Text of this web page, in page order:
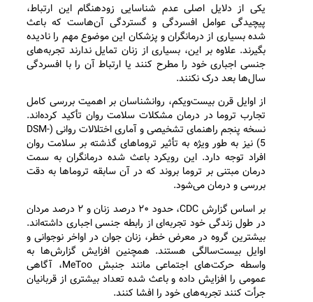
یکی از دلایل اصلی عدم شناسایی زودهنگام این ارتباط،
پیچیدگی عوامل افسردگی و گستردگی آن‌هاست که باعث
شده بسیاری از درمانگران و پزشکان این موضوع مهم را نادیده
بگیرند. علاوه بر این، بسیاری از زنان تمایل ندارند تجربه‌های
جنسی اجباری خود را مطرح کنند یا ارتباط آن را با افسردگی
سال‌ها بعد درک نکنند.
از اوایل قرن بیست‌ویکم، روانشناسان بر اهمیت بررسی کامل
تجارب تروما در درمان مشکلات سلامت روان تأکید کرده‌اند.
نسخه پنجم راهنمای تشخیصی و آماری اختلالات روانی (DSM-
5) نیز به طور ویژه به تأثیر تروماهای گذشته بر سلامت روان
افراد توجه دارد. این رویکرد باعث شده درمانگران به سمت
درمان مبتنی بر تروما بروند که در آن سابقه تروماها به دقت
بررسی و درمان می‌شود.
بر اساس گزارش CDC، حدود ۲۰ درصد زنان و ۲ درصد مردان
در طول زندگی خود تجربه‌ای از رابطه جنسی اجباری داشته‌اند.
بیشترین گروه در معرض خطر، زنان جوان در اواخر نوجوانی و
اوایل بیست‌سالگی هستند. همچنین افزایش گزارش‌ها به
واسطه حرکت‌های اجتماعی مانند جنبش MeToo، آگاهی
عمومی را افزایش داده و باعث شده تعداد بیشتری از قربانیان
جرأت کنند تجربه‌های خود را افشا کنند.